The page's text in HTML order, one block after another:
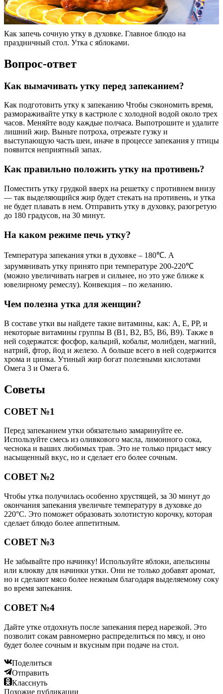
Как запечь сочную утку в духовке. Главное блюдо на
праздничный стол. Утка с яблоками.
Вопрос-ответ
Как вымачивать утку перед запеканием?
Как подготовить утку к запеканию Чтобы сэкономить время,
размораживайте утку в кастрюле с холодной водой около трех
часов. Меняйте воду каждые полчаса. Выпотрошите и удалите
лишний жир. Выньте потроха, отрежьте гузку и
выступающую часть шеи, иначе в процессе запекания у птицы
появится неприятный запах.
Как правильно положить утку на противень?
Поместить утку грудкой вверх на решетку с противнем внизу
— так выделяющийся жир будет стекать на противень, и утка
не будет плавать в нем. Отправить утку в духовку, разогретую
до 180 градусов, на 30 минут.
На каком режиме печь утку?
Температура запекания утки в духовке – 180℃. А
зарумянивать утку принято при температуре 200-220℃
(можно увеличивать нагрев и сильнее, но это уже ближе к
ювелирному ремеслу). Конвекция – по желанию.
Чем полезна утка для женщин?
В составе утки вы найдете такие витамины, как: A, E, PP, и
некоторые витамины группы B (B1, B2, B5, B6, B9). Также в
ней содержатся: фосфор, кальций, кобальт, молибден, магний,
натрий, фтор, йод и железо. А больше всего в ней содержится
хрома и цинка. Утиный жир богат полезными кислотами
Омега 3 и Омега 6.
Советы
СОВЕТ №1
Перед запеканием утки обязательно замаринуйте ее.
Используйте смесь из оливкового масла, лимонного сока,
чеснока и ваших любимых трав. Это не только придаст мясу
насыщенный вкус, но и сделает его более сочным.
СОВЕТ №2
Чтобы утка получилась особенно хрустящей, за 30 минут до
окончания запекания увеличьте температуру в духовке до
220°C. Это поможет образовать золотистую корочку, которая
сделает блюдо более аппетитным.
СОВЕТ №3
Не забывайте про начинку! Используйте яблоки, апельсины
или клюкву для начинки утки. Они не только добавят аромат,
но и сделают мясо более нежным благодаря выделяемому соку
во время запекания.
СОВЕТ №4
Дайте утке отдохнуть после запекания перед нарезкой. Это
позволит сокам равномерно распределиться по мясу, и оно
будет более сочным и вкусным при подаче на стол.
Поделиться
Отправить
Класснуть
Похожие публикации